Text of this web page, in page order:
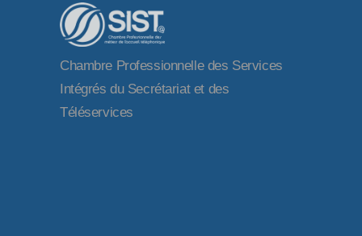
Chambre Professionnelle des Services
Intégrés du Secrétariat et des
Téléservices